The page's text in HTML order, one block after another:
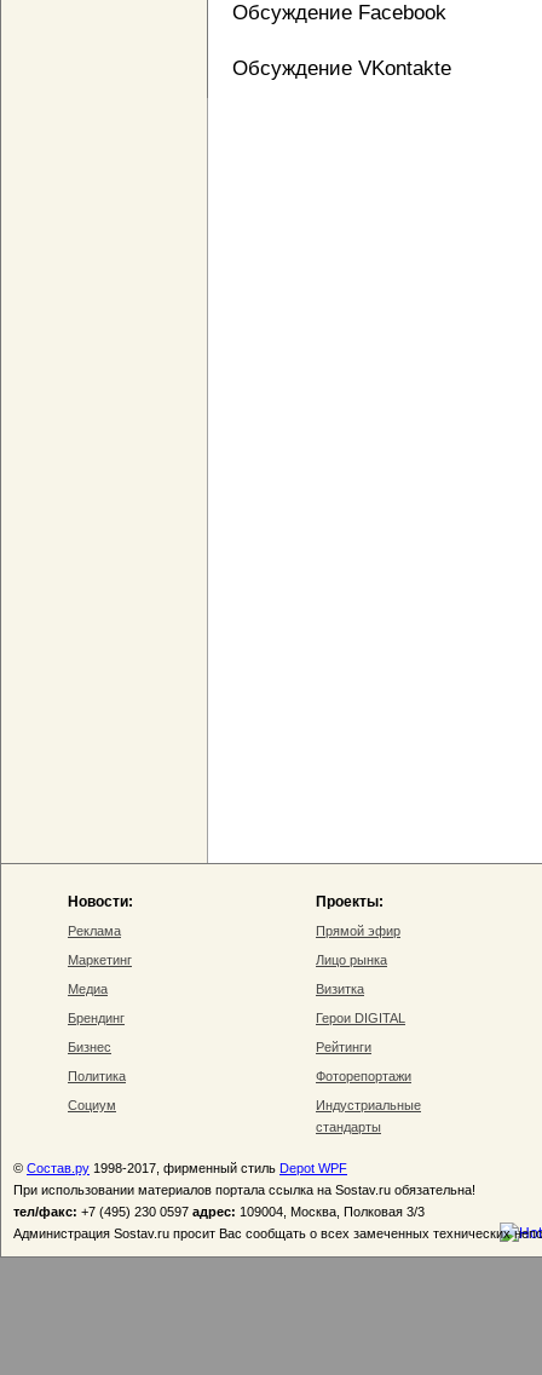
Обсуждение Facebook
Обсуждение VKontakte
Новости:
Реклама
Маркетинг
Медиа
Брендинг
Бизнес
Политика
Социум
Проекты:
Прямой эфир
Лицо рынка
Визитка
Герои DIGITAL
Рейтинги
Фоторепортажи
Индустриальные
стандарты
© Состав.ру 1998-2017, фирменный стиль Depot WPF
При использовании материалов портала ссылка на Sostav.ru обязательна!
тел/факс: +7 (495) 230 0597 адрес: 109004, Москва, Полковая 3/3
Администрация Sostav.ru просит Вас сообщать о всех замеченных технических